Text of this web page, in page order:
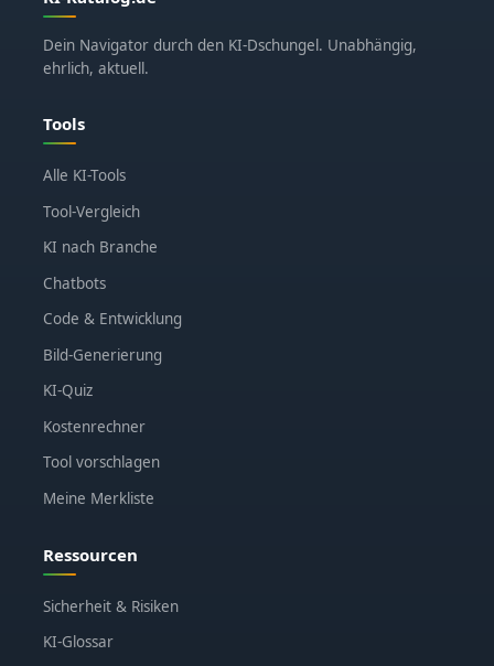
Dein Navigator durch den KI-Dschungel. Unabhängig,
ehrlich, aktuell.
Tools
Alle KI-Tools
Tool-Vergleich
KI nach Branche
Chatbots
Code & Entwicklung
Bild-Generierung
KI-Quiz
Kostenrechner
Tool vorschlagen
Meine Merkliste
Ressourcen
Sicherheit & Risiken
KI-Glossar